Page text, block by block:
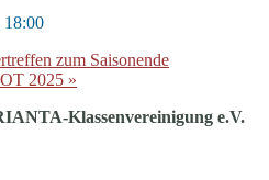
18:00
zum Saisonende
2025 »
Klassenvereinigung e.V.